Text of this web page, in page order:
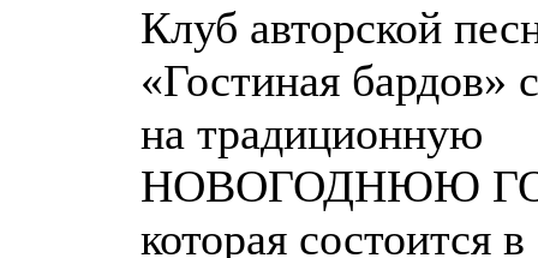
Клуб авторской
«Гостиная бардов»
на традиционную
НОВОГОДНЮЮ
которая состоится